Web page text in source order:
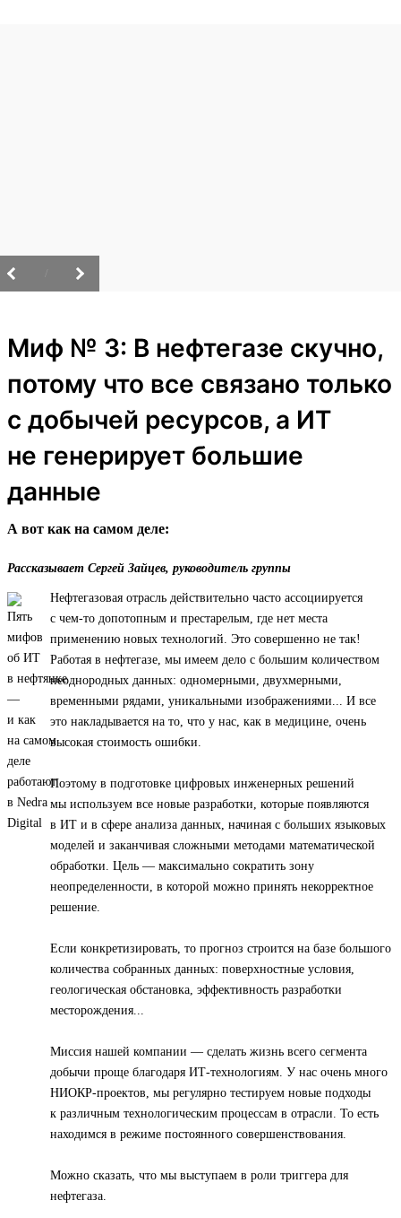
Миф № 3: В нефтегазе скучно,
потому что все связано только
с добычей ресурсов, а ИТ
не генерирует большие
данные
А вот как на самом деле:
Рассказывает Сергей Зайцев, руководитель группы
Нефтегазовая отрасль действительно часто ассоциируется
с чем-то допотопным и престарелым, где нет места
применению новых технологий. Это совершенно не так!
Работая в нефтегазе, мы имеем дело с большим количеством
неоднородных данных: одномерными, двухмерными,
временными рядами, уникальными изображениями... И все
это накладывается на то, что у нас, как в медицине, очень
высокая стоимость ошибки.
Поэтому в подготовке цифровых инженерных решений
мы используем все новые разработки, которые появляются
в ИТ и в сфере анализа данных, начиная с больших языковых
моделей и заканчивая сложными методами математической
обработки. Цель — максимально сократить зону
неопределенности, в которой можно принять некорректное
решение.
Если конкретизировать, то прогноз строится на базе большого
количества собранных данных: поверхностные условия,
геологическая обстановка, эффективность разработки
месторождения...
Миссия нашей компании — сделать жизнь всего сегмента
добычи проще благодаря ИТ-технологиям. У нас очень много
НИОКР-проектов, мы регулярно тестируем новые подходы
к различным технологическим процессам в отрасли. То есть
находимся в режиме постоянного совершенствования.
Можно сказать, что мы выступаем в роли триггера для
нефтегаза.